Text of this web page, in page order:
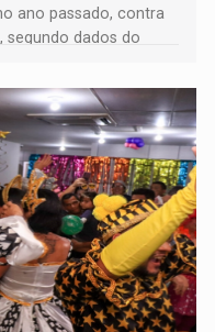
ano passado, contra
segundo dados do